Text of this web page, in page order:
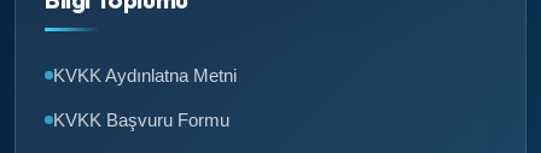
KVKK Aydınlatna Metni
KVKK Başvuru Formu